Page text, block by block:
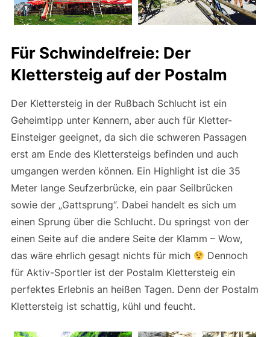
Für Schwindelfreie: Der
Klettersteig auf der Postalm
Der Klettersteig in der Rußbach Schlucht ist ein
Geheimtipp unter Kennern, aber auch für Kletter-
Einsteiger geeignet, da sich die schweren Passagen
erst am Ende des Klettersteigs befinden und auch
umgangen werden können. Ein Highlight ist die 35
Meter lange Seufzerbrücke, ein paar Seilbrücken
sowie der „Gattsprung“. Dabei handelt es sich um
einen Sprung über die Schlucht. Du springst von der
einen Seite auf die andere Seite der Klamm – Wow,
das wäre ehrlich gesagt nichts für mich
Dennoch
für Aktiv-Sportler ist der Postalm Klettersteig ein
perfektes Erlebnis an heißen Tagen. Denn der Postalm
Klettersteig ist schattig, kühl und feucht.